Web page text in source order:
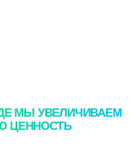
МЫ УВЕЛИЧИВАЕМ
ЦЕННОСТЬ